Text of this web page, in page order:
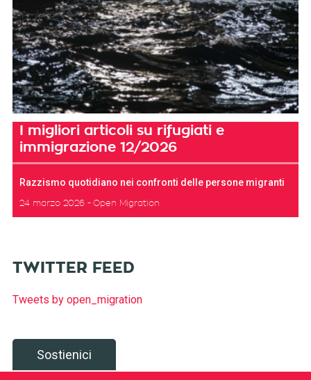
I migliori articoli su rifugiati e
immigrazione 12/2026
Razzismo quotidiano nei confronti delle persone migranti
24 marzo 2026 Open Migration
TWITTER FEED
Tweets by open_migration
Sostienici